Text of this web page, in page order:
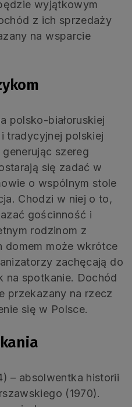
wyjątkowym
z ich sprzedaży
na wsparcie
polsko-białoruskiej
tradycyjnej polskiej
szereg
się zadać w
o wspólnym stole
Chodzi w niej o to,
gościnność i
rodzinom z
domem może wkrótce
zachęcają do
na spotkanie. Dochód
przekazany na rzecz
się w Polsce.
– absolwentka historii
(1970).